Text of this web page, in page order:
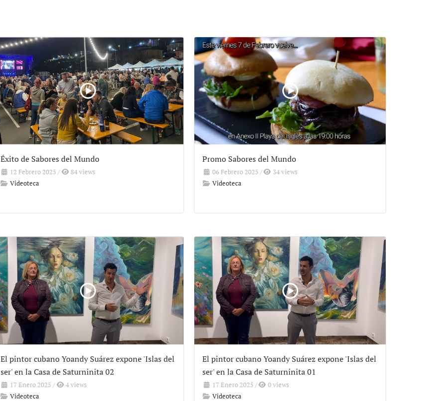
Éxito de Sabores del Mundo
12 Febrero 2025 /
84 views
Videoteca
Promo Sabores del Mundo
06 Febrero 2025 /
34 views
Videoteca
El pintor cubano Yoandy Suárez expone 'Islas del
ser' en la Casa de Saturninita 02
17 Enero 2025 /
4 views
Videoteca
El pintor cubano Yoandy Suárez expone 'Islas del
ser' en la Casa de Saturninita 01
17 Enero 2025 /
0 views
Videoteca